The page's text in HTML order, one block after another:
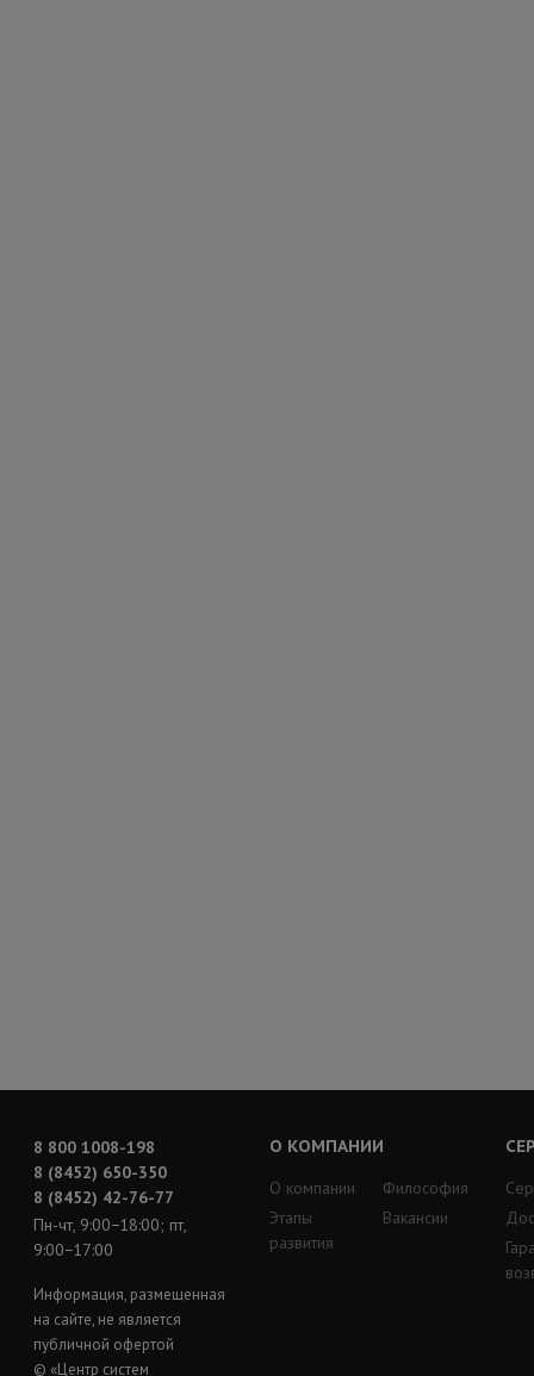
8 800 1008-198
8 (8452) 650-350
8 (8452) 42-76-77
Пн-чт, 9:00−18:00; пт,
9:00−17:00
Информация, размещенная
на сайте, не является
публичной офертой
© «Центр систем
О КОМПАНИИ
О компании
Этапы
развития
Философия
Вакансии